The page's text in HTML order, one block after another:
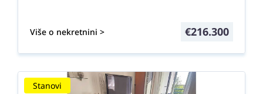
Više o nekretnini > €216.300
Stanovi